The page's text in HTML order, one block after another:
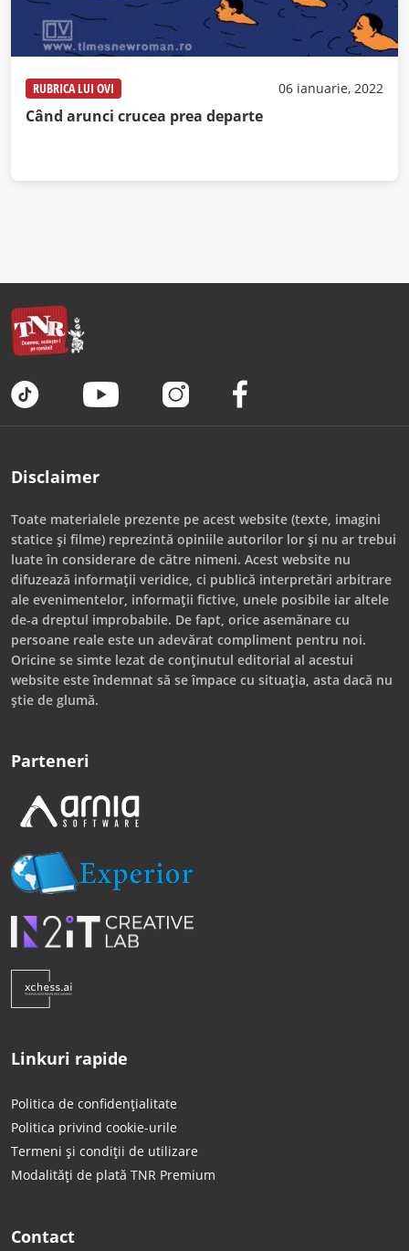
RUBRICA LUI OVI 06 ianuarie, 2022
Când arunci crucea prea departe
Disclaimer
Toate materialele prezente pe acest website (texte, imagini
statice și filme) reprezintă opiniile autorilor lor și nu ar trebui
luate în considerare de către nimeni. Acest website nu
difuzează informații veridice, ci publică interpretări arbitrare
ale evenimentelor, informații fictive, unele posibile iar altele
de-a dreptul improbabile. De fapt, orice asemănare cu
persoane reale este un adevărat compliment pentru noi.
Oricine se simte lezat de conținutul editorial al acestui
website este îndemnat să se împace cu situația, asta dacă nu
știe de glumă.
Parteneri
Linkuri rapide
Politica de confidențialitate
Politica privind cookie-urile
Termeni și condiții de utilizare
Modalități de plată TNR Premium
Contact